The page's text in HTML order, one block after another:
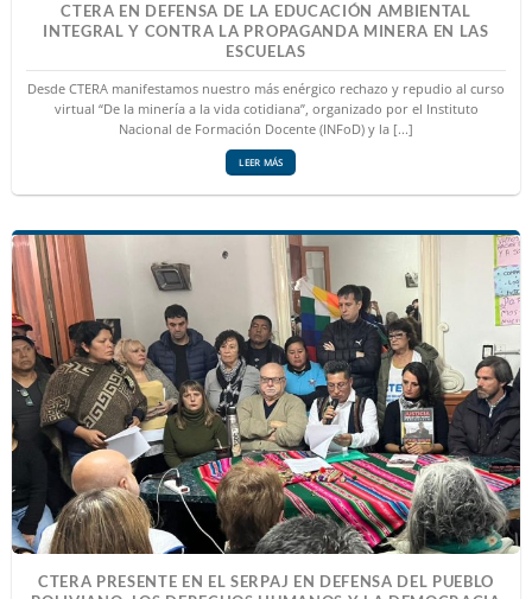
CTERA EN DEFENSA DE LA EDUCACIÓN AMBIENTAL
INTEGRAL Y CONTRA LA PROPAGANDA MINERA EN LAS
ESCUELAS
Desde CTERA manifestamos nuestro más enérgico rechazo y repudio al curso
virtual “De la minería a la vida cotidiana”, organizado por el Instituto
Nacional de Formación Docente (INFoD) y la [...]
LEER MÁS
CTERA PRESENTE EN EL SERPAJ EN DEFENSA DEL PUEBLO